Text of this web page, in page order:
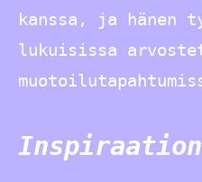
kanssa, ja hänen
lukuisissa